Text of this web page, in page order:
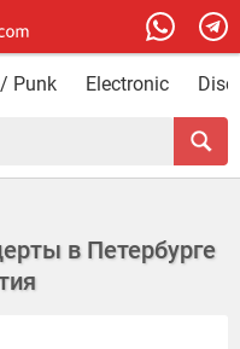
Punk Electronic
в Петербурге